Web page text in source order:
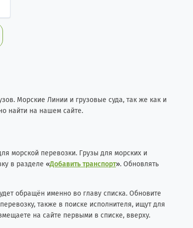
Морские Линии и грузовые суда, так же как и
найти на нашем сайте.
морской перевозки. Грузы для морских и
в разделе «Добавить транспорт». Обновлять
обращён именно во главу списка. Обновите
также в поиске исполнителя, ищут для
на сайте первыми в списке, вверху.